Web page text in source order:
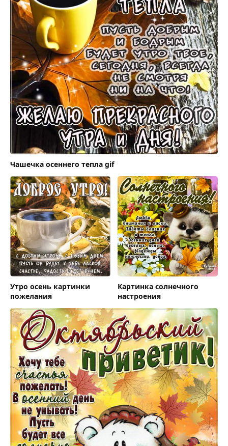
Чашечка осеннего тепла gif
Утро осень картинки
пожелания
Картинка солнечного
настроения